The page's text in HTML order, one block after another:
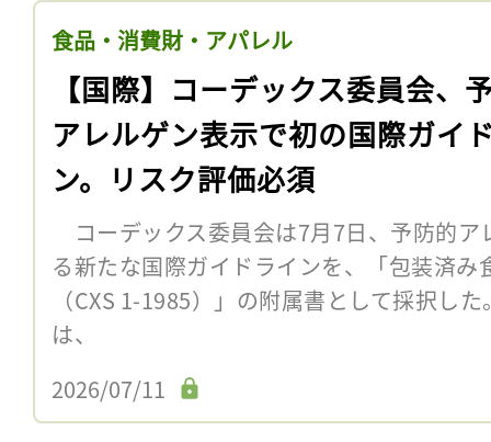
食品・消費財・アパレル
【国際】コーデックス委員会、
アレルゲン表示で初の国際ガイ
ン。リスク評価必須
コーデックス委員会は7月7日、予防的ア
る新たな国際ガイドラインを、「包装済
（CXS 1-1985）」の附属書として採択
は、
2026/07/11